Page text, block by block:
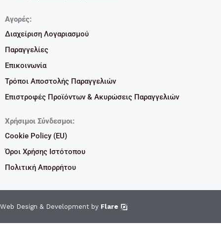
Αγορές:
Διαχείριση Λογαριασμού
Παραγγελίες
Επικοινωνία
Τρόποι Αποστολής Παραγγελιών
Επιστροφές Προϊόντων & Ακυρώσεις Παραγγελιών
Χρήσιμοι Σύνδεσμοι:
Cookie Policy (EU)
Όροι Χρήσης Ιστότοπου
Πολιτική Απορρήτου
Web Design & Development by Flare